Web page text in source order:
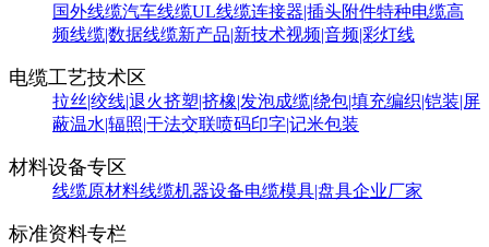
国外线缆汽车线缆UL线缆连接器|插头附件特种电缆高
频线缆|数据线缆新产品|新技术视频|音频|彩灯线
电缆工艺技术区
拉丝|绞线|退火挤塑|挤橡|发泡成缆|绕包|填充编织|铠装|屏
蔽温水|辐照|干法交联喷码印字|记米包装
材料设备专区
线缆原材料线缆机器设备电缆模具|盘具企业厂家
标准资料专栏